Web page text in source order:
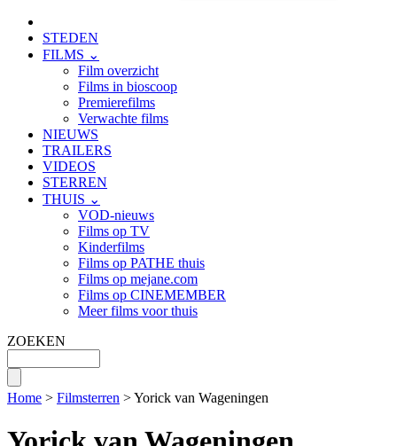
STEDEN
FILMS ⌄
Film overzicht
Films in bioscoop
Premierefilms
Verwachte films
NIEUWS
TRAILERS
VIDEOS
STERREN
THUIS ⌄
VOD-nieuws
Films op TV
Kinderfilms
Films op PATHE thuis
Films op mejane.com
Films op CINEMEMBER
Meer films voor thuis
ZOEKEN
Home > Filmsterren > Yorick van Wageningen